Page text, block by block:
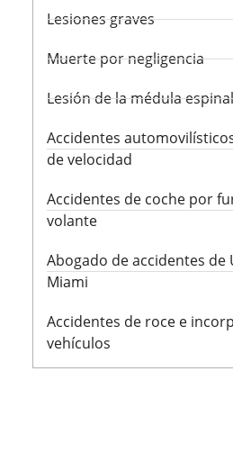
Lesiones graves
Muerte por negligencia
Lesión de la médula espinal
Accidentes
de velocidad
Accidentes de coche por
volante
Abogado de accidentes de
Miami
Accidentes de roce e
vehículos